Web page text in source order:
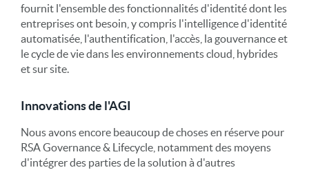
fournit l'ensemble des fonctionnalités d'identité dont les
entreprises ont besoin, y compris l'intelligence d'identité
automatisée, l'authentification, l'accès, la gouvernance et
le cycle de vie dans les environnements cloud, hybrides
et sur site.
Innovations de l'AGI
Nous avons encore beaucoup de choses en réserve pour
RSA Governance & Lifecycle, notamment des moyens
d'intégrer des parties de la solution à d'autres